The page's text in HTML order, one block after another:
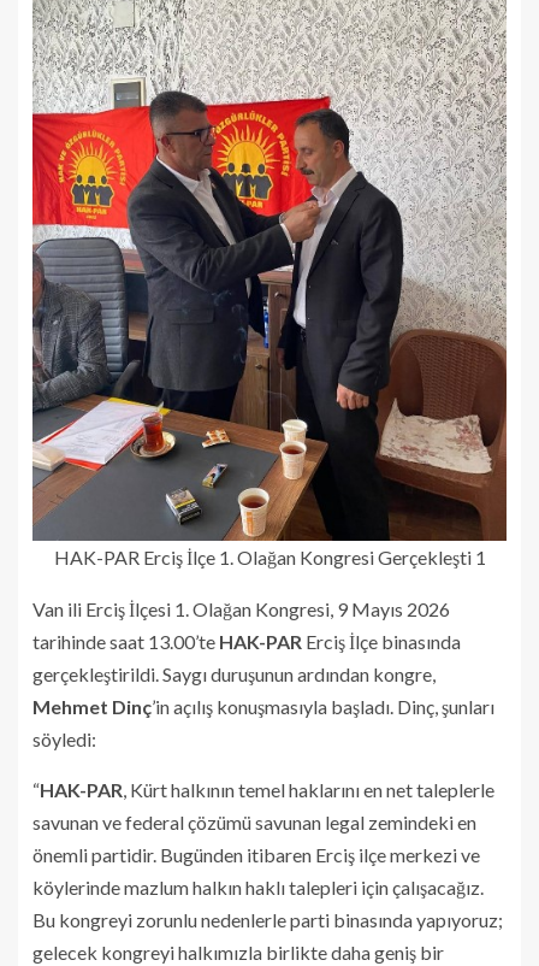
HAK-PAR Erciş İlçe 1. Olağan Kongresi Gerçekleşti 1
Van ili Erciş İlçesi 1. Olağan Kongresi, 9 Mayıs 2026
tarihinde saat 13.00’te HAK-PAR Erciş İlçe binasında
gerçekleştirildi. Saygı duruşunun ardından kongre,
Mehmet Dinç’in açılış konuşmasıyla başladı. Dinç, şunları
söyledi:
“HAK-PAR, Kürt halkının temel haklarını en net taleplerle
savunan ve federal çözümü savunan legal zemindeki en
önemli partidir. Bugünden itibaren Erciş ilçe merkezi ve
köylerinde mazlum halkın haklı talepleri için çalışacağız.
Bu kongreyi zorunlu nedenlerle parti binasında yapıyoruz;
gelecek kongreyi halkımızla birlikte daha geniş bir